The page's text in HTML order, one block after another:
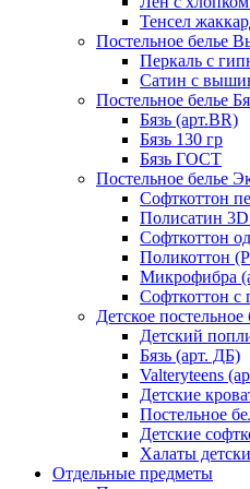
Тенсел
Постельное белье
Перкаль с
Сатин с
Постельное белье
Бязь (арт.BR)
Бязь 130 гр
Бязь ГОСТ
Постельное белье
Софткоттон
Полисатин 3D
Софткоттон
Поликоттон
Микрофибра
Софткоттон с
Детское постельное
Детский
Бязь (арт. ДБ)
Valteryteens
Детские
Постельное
Детские
Халаты
Отдельные предметы